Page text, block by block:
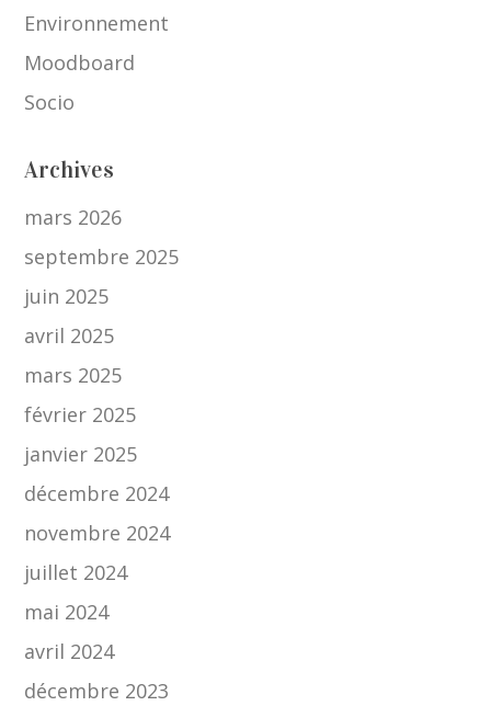
Environnement
Moodboard
Socio
Archives
mars 2026
septembre 2025
juin 2025
avril 2025
mars 2025
février 2025
janvier 2025
décembre 2024
novembre 2024
juillet 2024
mai 2024
avril 2024
décembre 2023